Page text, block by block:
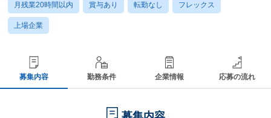
月残業20時間以内 賞与あり 転勤なし フレックス
上場企業
募集内容 勤務条件 企業情報 応募の流れ